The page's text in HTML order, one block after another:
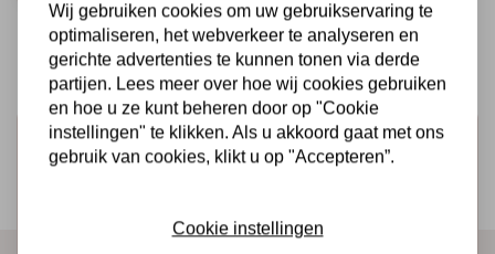
Schrijf je in voor de nieuwsbrief
Wij gebruiken cookies om uw gebruikservaring te
optimaliseren, het webverkeer te analyseren en
gerichte advertenties te kunnen tonen via derde
partijen. Lees meer over hoe wij cookies gebruiken
en hoe u ze kunt beheren door op "Cookie
instellingen" te klikken. Als u akkoord gaat met ons
gebruik van cookies, klikt u op "Accepteren”.
Cookie instellingen